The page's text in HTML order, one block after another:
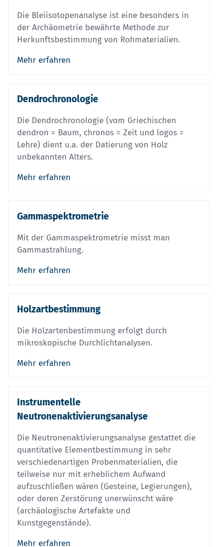
Die Bleiisotopenanalyse ist eine besonders in
der Archäometrie bewährte Methode zur
Herkunftsbestimmung von Rohmaterialien.
Mehr erfahren
Dendrochronologie
Die Dendrochronologie (vom Griechischen
dendron = Baum, chronos = Zeit und logos =
Lehre) dient u.a. der Datierung von Holz
unbekannten Alters.
Mehr erfahren
Gammaspektrometrie
Mit der Gammaspektrometrie misst man
Gammastrahlung.
Mehr erfahren
Holzartbestimmung
Die Holzartenbestimmung erfolgt durch
mikroskopische Durchlichtanalysen.
Mehr erfahren
Instrumentelle
Neutronenaktivierungsanalyse
Die Neutronenaktivierungsanalyse gestattet die
quantitative Elementbestimmung in sehr
verschiedenartigen Probenmaterialien, die
teilweise nur mit erheblichem Aufwand
aufzuschließen wären (Gesteine, Legierungen),
oder deren Zerstörung unerwünscht wäre
(archäologische Artefakte und
Kunstgegenstände).
Mehr erfahren